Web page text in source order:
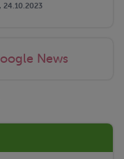
24.10.2023
News